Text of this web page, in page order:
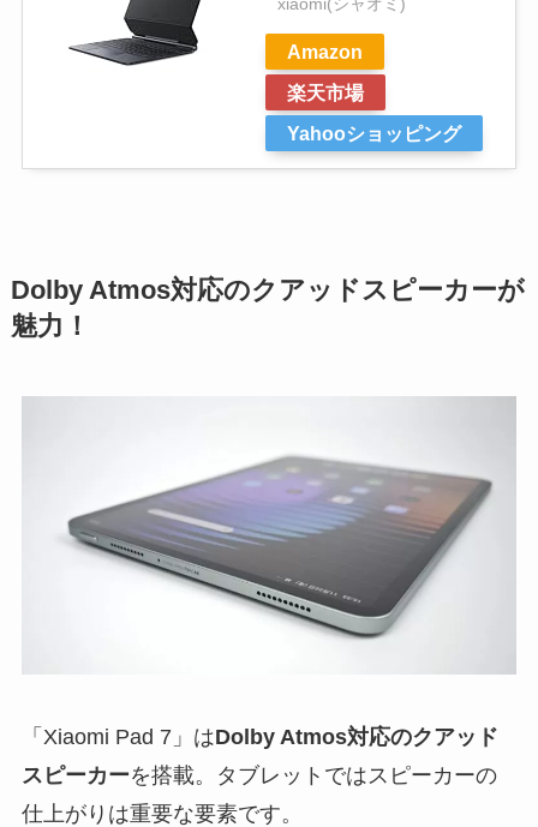
xiaomi(シャオミ)
Amazon
楽天市場
Yahooショッピング
Dolby Atmos対応のクアッドスピーカーが
魅力！
「Xiaomi Pad 7」はDolby Atmos対応のクアッド
スピーカーを搭載。タブレットではスピーカーの
仕上がりは重要な要素です。